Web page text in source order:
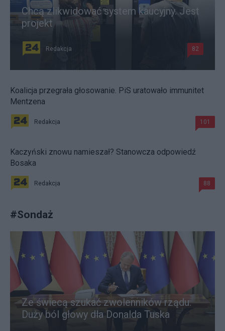
Chcą zlikwidować system kaucyjny. Jest
projekt
Redakcja 82
Koalicja przegrała głosowanie. PiS uratowało immunitet
Mentzena
Redakcja 101
Kaczyński znowu namieszał? Stanowcza odpowiedź
Bosaka
Redakcja 88
#Sondaż
Ze świecą szukać zwolenników rządu.
Duży ból głowy dla Donalda Tuska